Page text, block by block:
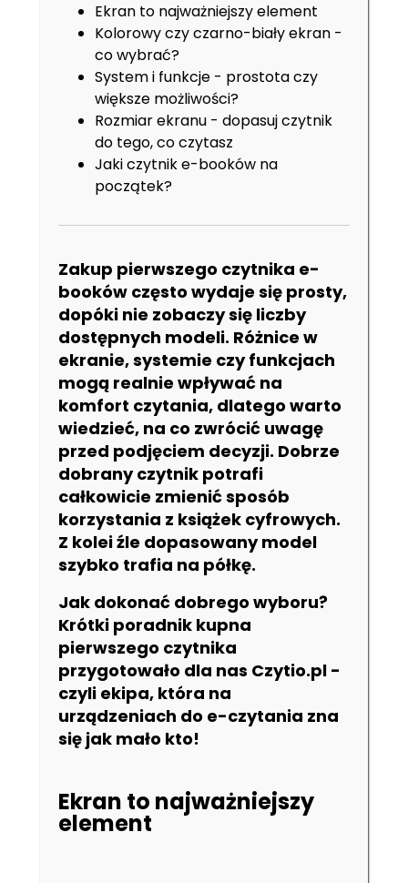
Ekran to najważniejszy element
Kolorowy czy czarno-biały ekran -
co wybrać?
System i funkcje - prostota czy
większe możliwości?
Rozmiar ekranu - dopasuj czytnik
do tego, co czytasz
Jaki czytnik e-booków na
początek?
Zakup pierwszego czytnika e-
booków często wydaje się prosty,
dopóki nie zobaczy się liczby
dostępnych modeli. Różnice w
ekranie, systemie czy funkcjach
mogą realnie wpływać na
komfort czytania, dlatego warto
wiedzieć, na co zwrócić uwagę
przed podjęciem decyzji. Dobrze
dobrany czytnik potrafi
całkowicie zmienić sposób
korzystania z książek cyfrowych.
Z kolei źle dopasowany model
szybko trafia na półkę.
Jak dokonać dobrego wyboru?
Krótki poradnik kupna
pierwszego czytnika
przygotowało dla nas Czytio.pl -
czyli ekipa, która na
urządzeniach do e-czytania zna
się jak mało kto!
Ekran to najważniejszy
element